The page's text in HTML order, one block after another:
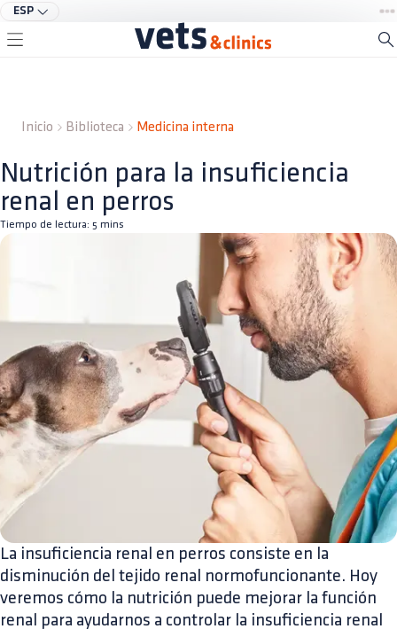
ESP
Inicio Biblioteca Medicina interna
Nutrición para la insuficiencia
renal en perros
Tiempo de lectura: 5 mins
La insuficiencia renal en perros consiste en la
disminución del tejido renal normofuncionante. Hoy
veremos cómo la nutrición puede mejorar la función
renal para ayudarnos a controlar la insuficiencia renal